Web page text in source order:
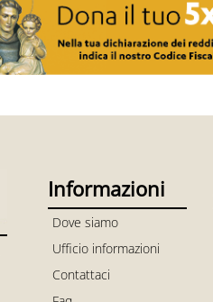
Informazioni
Dove siamo
Ufficio informazioni
Contattaci